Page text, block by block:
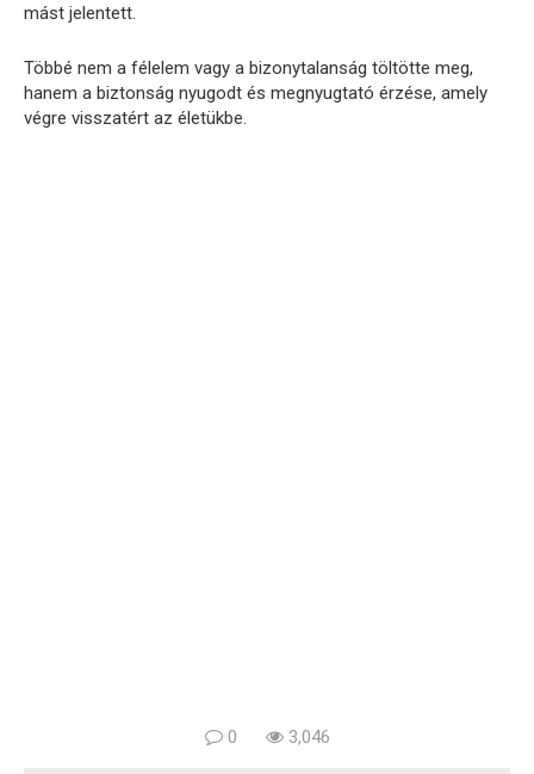
mást jelentett.
Többé nem a félelem vagy a bizonytalanság töltötte meg,
hanem a biztonság nyugodt és megnyugtató érzése, amely
végre visszatért az életükbe.
0 3,046